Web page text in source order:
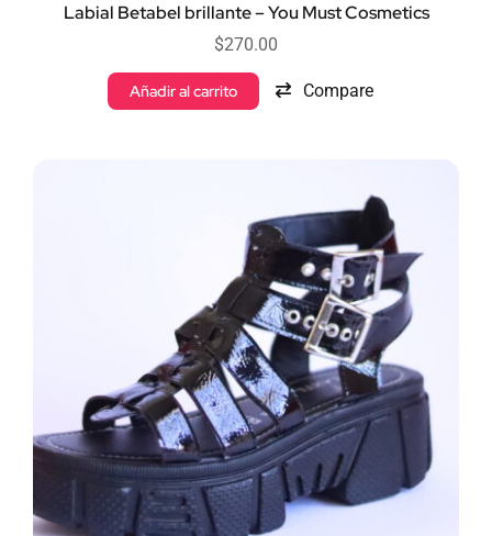
Labial Betabel brillante – You Must Cosmetics
$270.00
Añadir al carrito Compare